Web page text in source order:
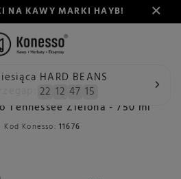
NA KAWY MARKI HAYB!
HARD BEANS
22 12 47 15
Akcesoria Rodzaj Butelki na wodę
Tennessee Zielona - 750 ml
Kod Konesso: 11676